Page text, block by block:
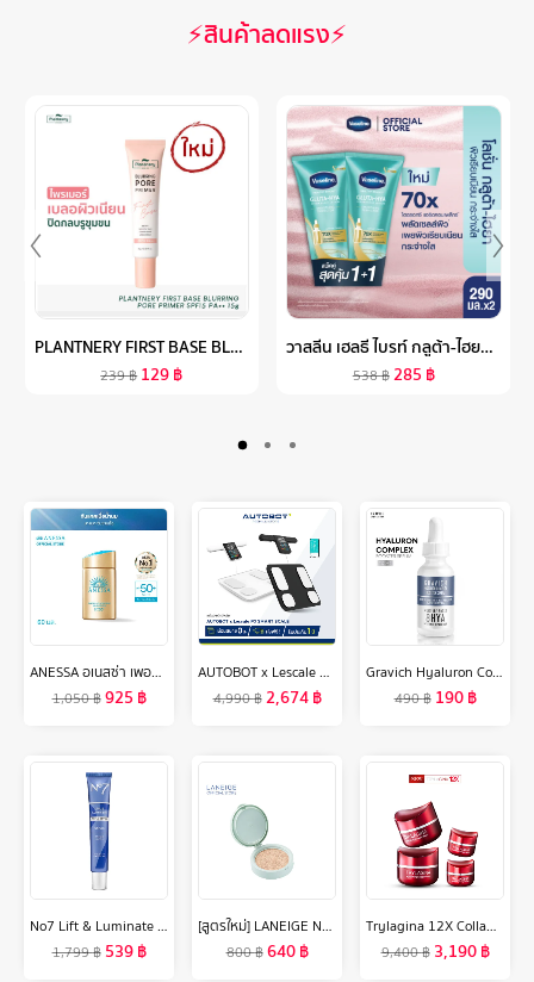
⚡สินค้าลดแรง⚡
PLANTNERY FIRST BASE BLURRING PORE PRIMER SPF15 PA++ 15 G ไพรเมอร์ออลอินวัน เบลอผิวเนียน ปิดกลบทุกรูขุมขน คุมมัน เมคอัพติดทน
239฿ 129฿
วาสลีน เฮลธี ไบรท์ กลูต้า-ไฮยา เซรั่ม เบิสท์ โลชั่น 300 มล. แพ็คคู่ VASELINE HEALTHY BRIGHT GLUTA-HYA SERUM BURST LOTION 300 ML. TWIN
538฿285 ฿
ANESSA อเนสซ่า เพอร์เฟค ยูวี ซันสกรีน สกินแคร์ มิลค์ NA SPF50+ PA++++ 60 มล. (กันแดดเนื้อน้ำนม บางเบาสบายผิว)
1,050฿925 ฿
AUTOBOT x Lescale P3 เครื่องน้ำหนัก อัจฉริยะ Smart Scale เซนเซอร์ 8 อิเล็กโทรด ตรวจเช็ค Professional มากถึง 20 พารามิเตอร์ [ PRE ]
4,990฿2,674฿
Gravich Hyaluron Complex Booster Serum 30 ml
490฿ 190฿
No7 Lift & Luminate Triple Action Serum 50ML นัมเบอร์เซเว่น ลิฟท์ แอนด์ ลูมิเนท ทริปเปิ้ล แอคชั่น เซรั่ม 50มล.
1,799฿ 539฿
[สูตรใหม่] LANEIGE Neo Cushion Matte Refill 15g. ลาเนจ นีโอคุชชั่น สูตรแมตต์ ปกปิดสูงสุดแต่บางเบา กันแดด กันแสงสีฟ้า ไม่ติดมาส์ก
800฿640฿
Trylagina 12X Collagen ไตรลาจิน่า คอลลาเจน 12X เซรั่มคืนความอ่อนเยาว์ครบ 5 มิติ 2 กระปุก ฟรี ขนาดพกพา 2 กระปุก
9,400฿ 3,190฿